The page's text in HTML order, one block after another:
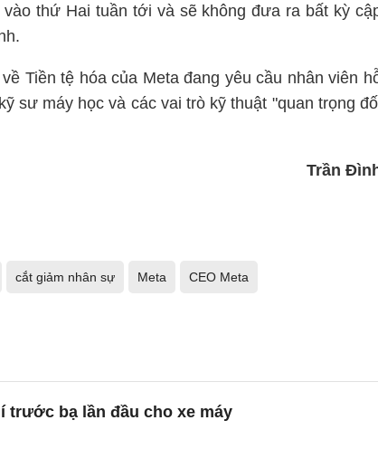
thứ Hai tuần tới và sẽ không đưa ra bất kỳ
Tiền tệ hóa của Meta đang yêu cầu nhân viên
sư máy học và các vai trò kỹ thuật "quan trọng
Trần
cắt giảm nhân sự Meta CEO Meta
trước bạ lần đầu cho xe máy